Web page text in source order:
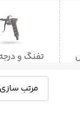
کوب شارژی
تفنگ و